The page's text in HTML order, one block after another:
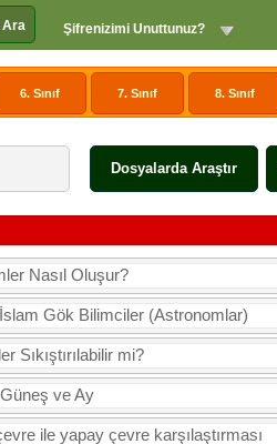
Ara Şifrenizimi Unuttunuz?
6. Sınıf 7. Sınıf 8. Sınıf
Dosyalarda Araştır
Nasıl Oluşur?
Gök Bilimciler (Astronomlar)
Sıkıştırılabilir mi?
ve Ay
ile yapay çevre karşılaştırması